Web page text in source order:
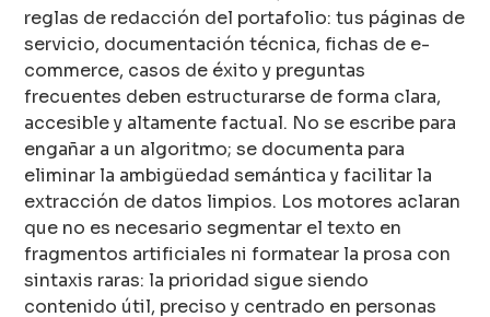
reglas de redacción del portafolio: tus páginas de
servicio, documentación técnica, fichas de e-
commerce, casos de éxito y preguntas
frecuentes deben estructurarse de forma clara,
accesible y altamente factual. No se escribe para
engañar a un algoritmo; se documenta para
eliminar la ambigüedad semántica y facilitar la
extracción de datos limpios. Los motores aclaran
que no es necesario segmentar el texto en
fragmentos artificiales ni formatear la prosa con
sintaxis raras: la prioridad sigue siendo
contenido útil, preciso y centrado en personas